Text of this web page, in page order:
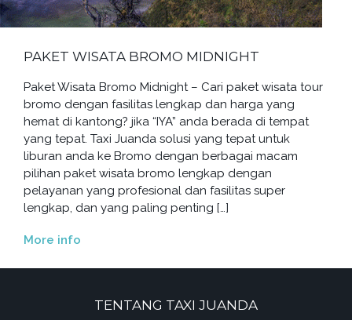
PAKET WISATA BROMO MIDNIGHT
Paket Wisata Bromo Midnight – Cari paket wisata tour
bromo dengan fasilitas lengkap dan harga yang
hemat di kantong? jika “IYA” anda berada di tempat
yang tepat. Taxi Juanda solusi yang tepat untuk
liburan anda ke Bromo dengan berbagai macam
pilihan paket wisata bromo lengkap dengan
pelayanan yang profesional dan fasilitas super
lengkap, dan yang paling penting […]
More info
TENTANG TAXI JUANDA